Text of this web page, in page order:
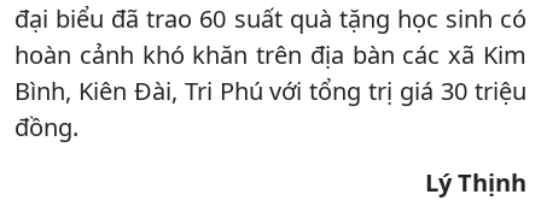
đại biểu đã trao 60 suất quà tặng học sinh có
hoàn cảnh khó khăn trên địa bàn các xã Kim
Bình, Kiên Đài, Tri Phú với tổng trị giá 30 triệu
đồng.
Lý Thịnh